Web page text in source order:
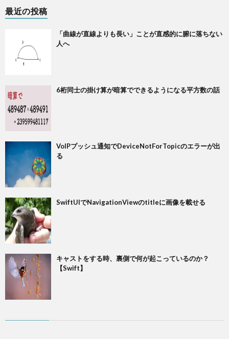
最近の投稿
「曲線が直線よりも長い」ことが直感的に腑に落ちない
人へ
6桁同士の掛け算が暗算でできるようになる平方数の話
VoIPプッシュ通知でDeviceNotForTopicのエラーが出
る
SwiftUIでNavigationViewのtitleに画像を載せる
キャストをする時、裏側で何が起こっているのか？
【Swift】